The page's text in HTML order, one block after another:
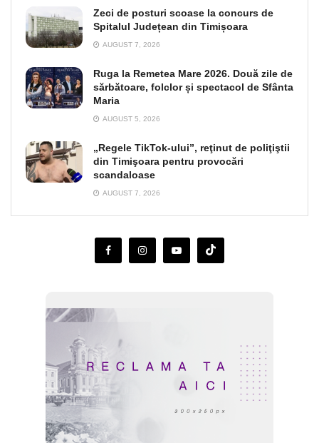
Zeci de posturi scoase la concurs de
Spitalul Județean din Timișoara
AUGUST 7, 2026
Ruga la Remetea Mare 2026. Două zile de
sărbătoare, folclor și spectacol de Sfânta
Maria
AUGUST 5, 2026
„Regele TikTok-ului”, reţinut de poliţiştii
din Timişoara pentru provocări
scandaloase
AUGUST 7, 2026